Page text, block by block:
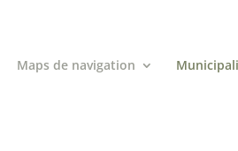
Maps de navigation